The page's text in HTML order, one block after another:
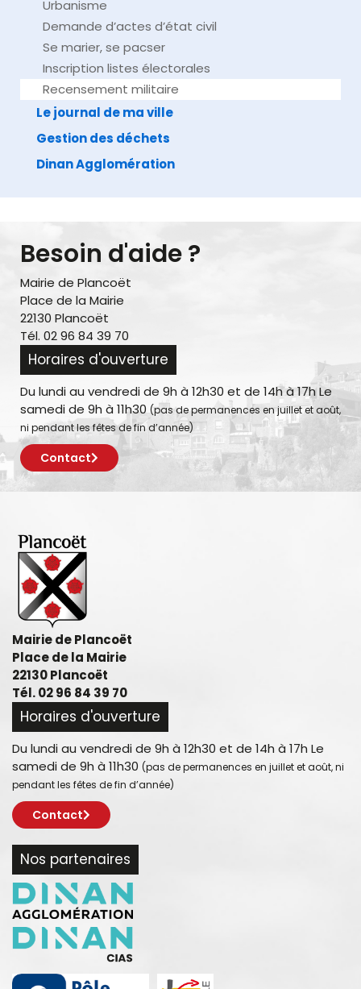
Urbanisme
Demande d’actes d’état civil
Se marier, se pacser
Inscription listes électorales
Recensement militaire
Le journal de ma ville
Gestion des déchets
Dinan Agglomération
Besoin d'aide ?
Mairie de Plancoët
Place de la Mairie
22130 Plancoët
Tél. 02 96 84 39 70
Horaires d'ouverture
Du lundi au vendredi de 9h à 12h30 et de 14h à 17h Le
samedi de 9h à 11h30 (pas de permanences en juillet et août,
ni pendant les fêtes de fin d’année)
Contact
Mairie de Plancoët
Place de la Mairie
22130 Plancoët
Tél. 02 96 84 39 70
Horaires d'ouverture
Du lundi au vendredi de 9h à 12h30 et de 14h à 17h Le
samedi de 9h à 11h30 (pas de permanences en juillet et août, ni
pendant les fêtes de fin d’année)
Contact
Nos partenaires